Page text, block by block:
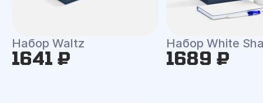
Набор Waltz
1641 ₽
Набор White
1689 ₽